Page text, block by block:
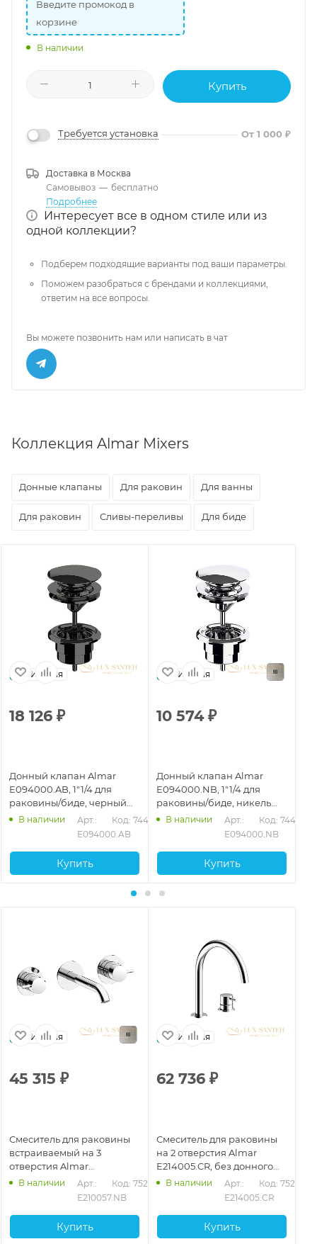
Введите промокод в
корзине
В наличии
Купить
Требуется установка От 1 000 ₽
Доставка в Москва
Самовывоз — бесплатно
Подробнее
Интересует все в одном стиле или из
одной коллекции?
Подберем подходящие варианты под ваши параметры.
Поможем разобраться с брендами и коллекциями,
ответим на все вопросы.
Вы можете позвонить нам или написать в чат
Коллекция Almar Mixers
Донные клапаны Для раковин Для ванны
Для раковин Сливы-переливы Для биде
Италия
18 126 ₽
Донный клапан Almar
E094000.AB, 1"1/4 для
раковины/биде, черный
хром брашированный
В наличии
Арт.:
E094000.AB
Код: 74486
Купить
Италия
10 574₽
Донный клапан Almar
E094000.NB, 1"1/4 для
раковины/биде, никель
брашированный
В наличии
Арт.:
E094000.NB
Код: 74492
Купить
Италия
45 315 ₽
Смеситель для раковины
встраиваемый на 3
отверстия Almar
E210057.NB, излив 170-195
В наличии
Арт.:
E210057.NB
Код: 75267
Купить
Италия
62 736 ₽
Смеситель для раковины
на 2 отверстия Almar
E214005.CR, без донного
клапана, хром
В наличии
Арт.:
E214005.CR
Код: 75272
Купить